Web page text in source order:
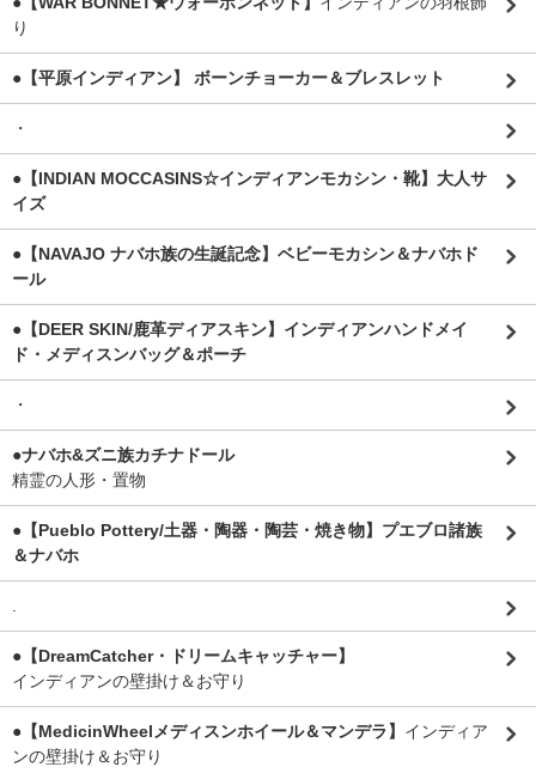
り
●【平原インディアン】 ボーンチョーカー＆ブレスレット
・
●【INDIAN MOCCASINS☆インディアンモカシン・靴】大人サ
イズ
●【NAVAJO ナバホ族の生誕記念】ベビーモカシン＆ナバホド
ール
●【DEER SKIN/鹿革ディアスキン】インディアンハンドメイ
ド・メディスンバッグ＆ポーチ
・
●ナバホ&ズニ族カチナドール
精霊の人形・置物
●【Pueblo Pottery/土器・陶器・陶芸・焼き物】プエブロ諸族
＆ナバホ
.
●【DreamCatcher・ドリームキャッチャー】
インディアンの壁掛け＆お守り
●【MedicinWheelメディスンホイール＆マンデラ】 インディア
ンの壁掛け＆お守り